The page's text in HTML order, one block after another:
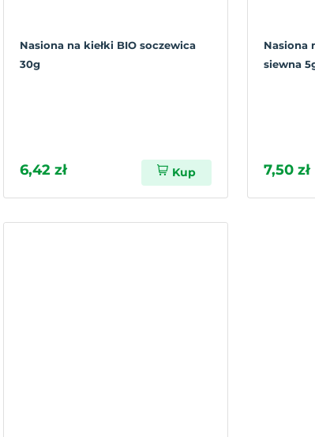
Nasiona na kiełki BIO soczewica
30g
6,42 zł Kup
Nasiona
siewna
7,50 zł